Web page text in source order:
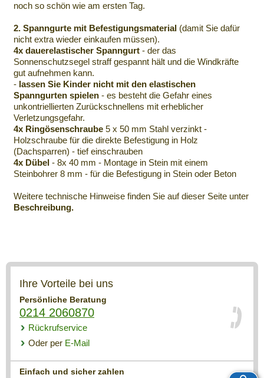
noch so schön wie am ersten Tag.
2. Spanngurte mit Befestigungsmaterial (damit Sie dafür
nicht extra wieder einkaufen müssen).
4x dauerelastischer Spanngurt - der das
Sonnenschutzsegel straff gespannt hält und die Windkräfte
gut aufnehmen kann.
- lassen Sie Kinder nicht mit den elastischen
Spanngurten spielen - es besteht die Gefahr eines
unkontriellierten Zurückschnellens mit erheblicher
Verletzungsgefahr.
4x Ringösenschraube 5 x 50 mm Stahl verzinkt -
Holzschraube für die direkte Befestigung in Holz
(Dachsparren) - tief einschrauben
4x Dübel - 8x 40 mm - Montage in Stein mit einem
Steinbohrer 8 mm - für die Befestigung in Stein oder Beton
Weitere technische Hinweise finden Sie auf dieser Seite unter
Beschreibung.
Ihre Vorteile bei uns
Persönliche Beratung
0214 2060870
Rückrufservice
Oder per E-Mail
Einfach und sicher zahlen